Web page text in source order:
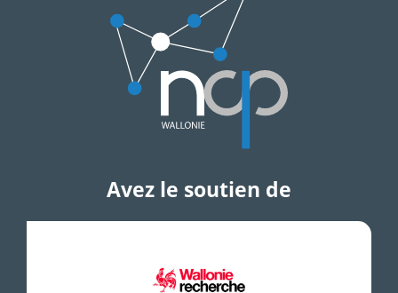
Avez le soutien de